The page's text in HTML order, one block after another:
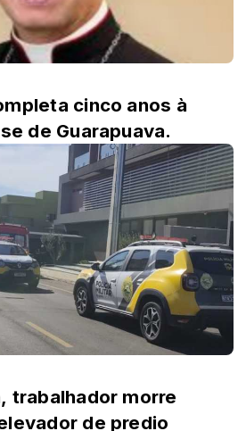
cinco anos à
de Guarapuava.
trabalhador morre
de predio